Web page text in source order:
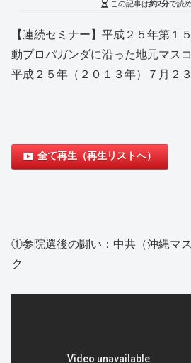
この記事は約2分で読
【連続セミナー】平成２５年第１
動プロパガンダに沿った地元マス
平成２５年（２０１３年）７月２
全て再生（再生リストへ）
①参院選後の闘い：中共（沖縄マ
ク